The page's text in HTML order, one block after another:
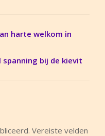
harte welkom in
bij de kievit
Vereiste velden